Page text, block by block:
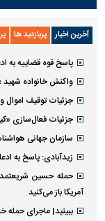
آخرین اخبار پربازدید ها
پاسخ قوه قضاییه به
واکنش خانواده شهید
جزئیات توقیف
جزئیات فعال‌سازی
سازمان جهانی
زیدآبادی: پاسخ به
حمله حسین
آمریکا باز می‌کنید
ببینید| ماجرای حمله